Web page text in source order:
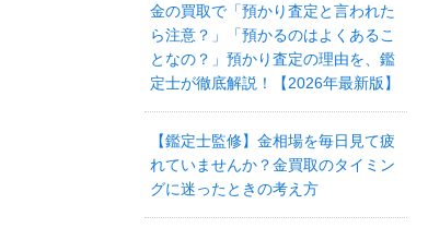
金の買取で「預かり査定と言われた
ら注意？」「預かるのはよくあるこ
となの？」預かり査定の理由を、鑑
定士が徹底解説！【2026年最新版】
【鑑定士監修】金相場を毎日見て疲
れていませんか？金買取のタイミン
グに迷ったときの考え方